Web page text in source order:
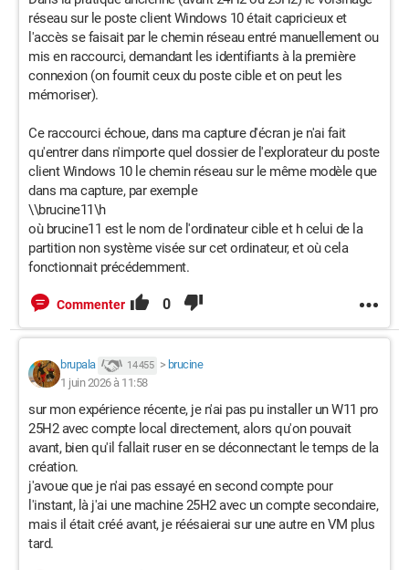
réseau sur le poste client Windows 10 était capricieux et
l'accès se faisait par le chemin réseau entré manuellement ou
mis en raccourci, demandant les identifiants à la première
connexion (on fournit ceux du poste cible et on peut les
mémoriser).
Ce raccourci échoue, dans ma capture d'écran je n'ai fait
qu'entrer dans n'importe quel dossier de l'explorateur du poste
client Windows 10 le chemin réseau sur le même modèle que
dans ma capture, par exemple
\\brucine11\h
où brucine11 est le nom de l'ordinateur cible et h celui de la
partition non système visée sur cet ordinateur, et où cela
fonctionnait précédemment.
Commenter 0
brupala 14 455 > brucine
1 juin 2026 à 11:58
sur mon expérience récente, je n'ai pas pu installer un W11 pro
25H2 avec compte local directement, alors qu'on pouvait
avant, bien qu'il fallait ruser en se déconnectant le temps de la
création.
j'avoue que je n'ai pas essayé en second compte pour
l'instant, là j'ai une machine 25H2 avec un compte secondaire,
mais il était créé avant, je réésaierai sur une autre en VM plus
tard.